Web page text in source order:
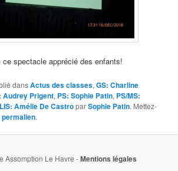
spectacle apprécié des enfants!
dansActus des classes,GS: Charline
Audrey Prigent, PS: Sophie Patin, PS/MS:
Amélie De CastroparSophie Patin. Mettez-
permalien.
Assomption Le Havre -Mentions légales